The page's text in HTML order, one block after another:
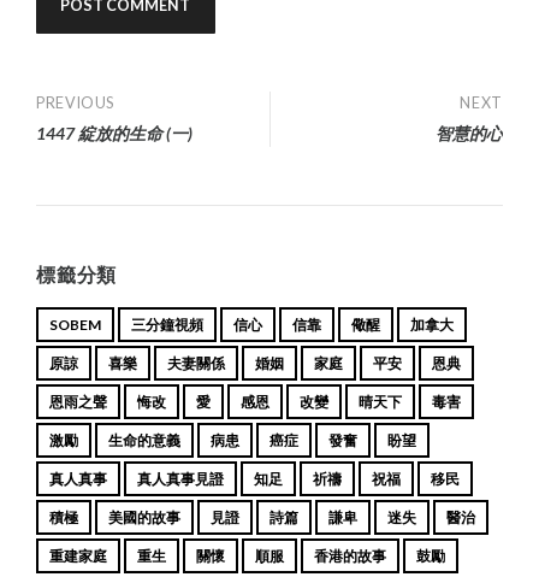
Post
PREVIOUS
1447 綻放的生命 (一)
NEXT
智慧的心
標籤分類
SOBEM 三分鐘視頻 信心 信靠 儆醒 加拿大
原諒 喜樂 夫妻關係 婚姻 家庭 平安 恩典
恩雨之聲 悔改 愛 感恩 改變 晴天下 毒害
激勵 生命的意義 病患 癌症 發奮 盼望
真人真事 真人真事見證 知足 祈禱 祝福 移民
積極 美國的故事 見證 詩篇 謙卑 迷失 醫治
重建家庭 重生 關懷 順服 香港的故事 鼓勵